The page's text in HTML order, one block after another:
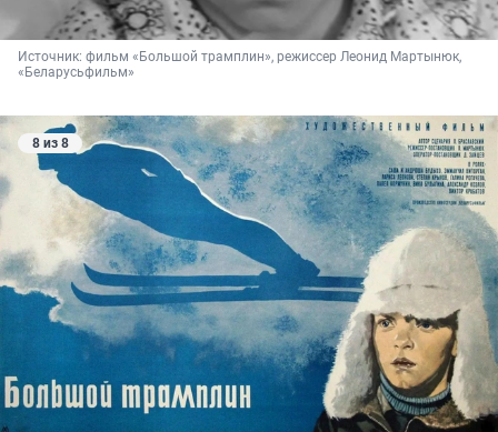
Источник: фильм «Большой трамплин», режиссер Леонид Мартынюк,
«Беларусьфильм»
8 из 8